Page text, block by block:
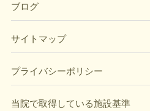
ブログ
サイトマップ
プライバシーポリシー
当院で取得している施設基準